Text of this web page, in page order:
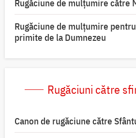
Rugăciune de mulţumire către
Rugăciune de mulțumire
primite de la Dumnezeu
Rugăciuni către
Canon de rugăciune către